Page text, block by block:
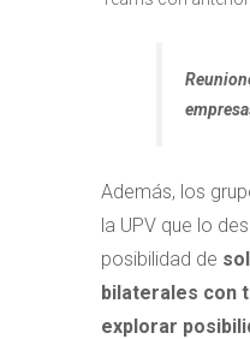
Además, los
la UPV que lo
posibilidad de
bilaterales con
explorar